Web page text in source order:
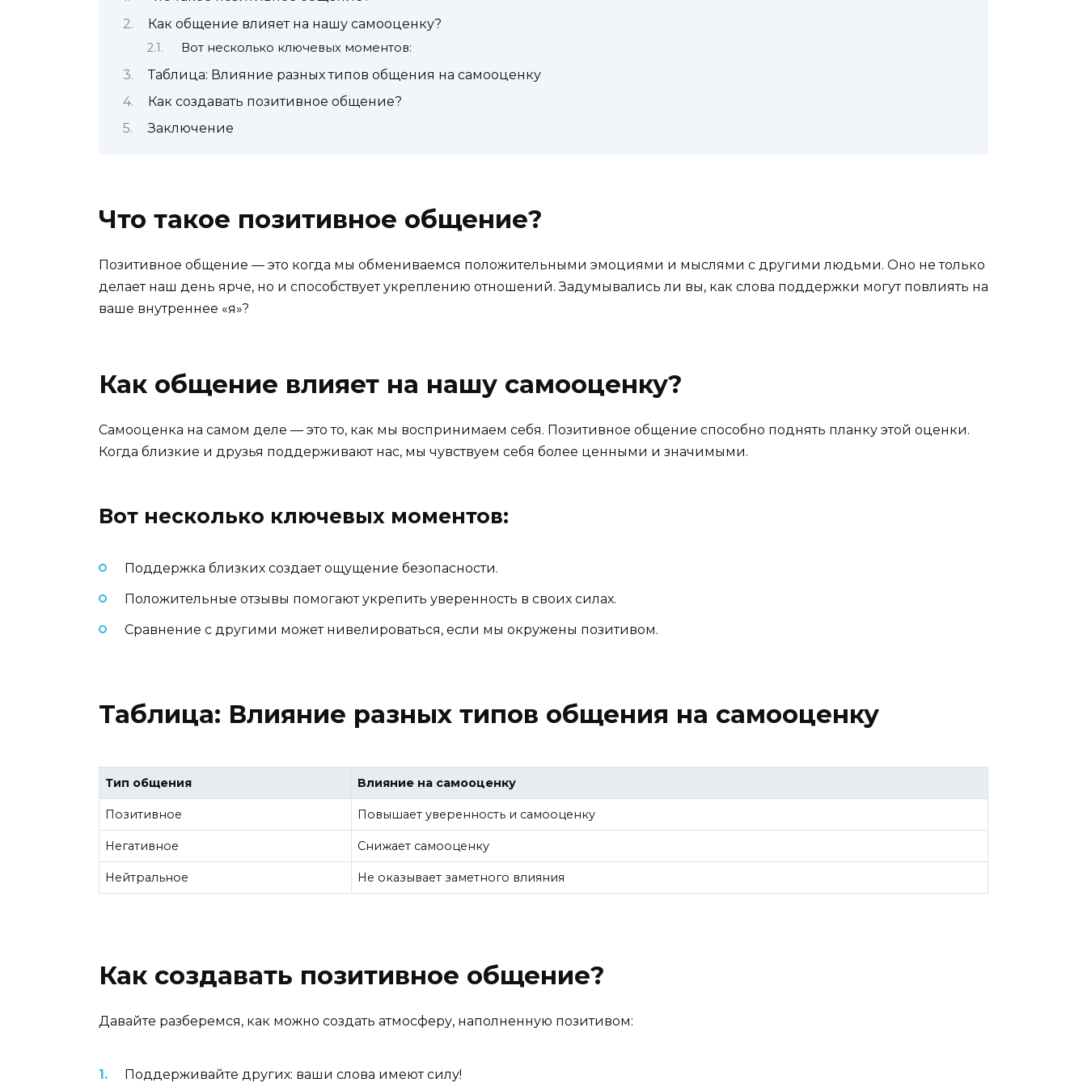
Как общение влияет на нашу самооценку?
Вот несколько ключевых моментов:
Таблица: Влияние разных типов общения на самооценку
Как создавать позитивное общение?
Заключение
Что такое позитивное общение?
Позитивное общение — это когда мы обмениваемся положительными эмоциями и мыслями с другими людьми. Оно не только
делает наш день ярче, но и способствует укреплению отношений. Задумывались ли вы, как слова поддержки могут повлиять на
ваше внутреннее «я»?
Как общение влияет на нашу самооценку?
Самооценка на самом деле — это то, как мы воспринимаем себя. Позитивное общение способно поднять планку этой оценки.
Когда близкие и друзья поддерживают нас, мы чувствуем себя более ценными и значимыми.
Вот несколько ключевых моментов:
Поддержка близких создает ощущение безопасности.
Положительные отзывы помогают укрепить уверенность в своих силах.
Сравнение с другими может нивелироваться, если мы окружены позитивом.
Таблица: Влияние разных типов общения на самооценку
Тип общения Влияние на самооценку
Позитивное Повышает уверенность и самооценку
Негативное Снижает самооценку
Нейтральное Не оказывает заметного влияния
Как создавать позитивное общение?
Давайте разберемся, как можно создать атмосферу, наполненную позитивом:
Поддерживайте других: ваши слова имеют силу!